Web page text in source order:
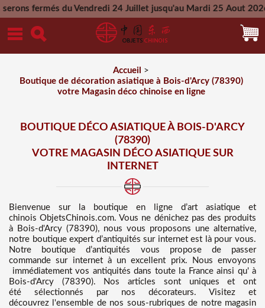
du Vendredi 24 Juillet jusqu'au Mardi 25 Aout 2026 -
Mercredi 26 Aout 2026
Accueil
>
Boutique de décoration asiatique à Bois-d'Arcy (78390)
votre Magasin déco chinoise en ligne
BOUTIQUE DÉCO ASIATIQUE À BOIS-D'ARCY
(78390)
VOTRE MAGASIN DÉCO ASIATIQUE SUR
INTERNET
Bienvenue sur
la boutique en ligne d’art asiatique et
chinoisObjetsChinois.com. Vous ne dénichez pas des produits
à Bois-d'Arcy (78390), nous vous proposons une alternative,
notre boutique expert d’antiquités sur internet est là pour vous.
Notre boutique d’antiquités vous propose de passer
commande sur internet à un excellent prix. Nous envoyons
immédiatement vos antiquités dans toute la France ainsi qu' à
Bois-d'Arcy (78390). Nos articles sont uniques et ont
été sélectionnés par nos décorateurs. Visitez et
découvrez l'ensemble de nos sous-rubriques de notre magasin